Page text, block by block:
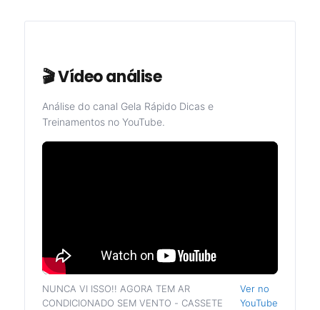
🎬 Vídeo análise
Análise do canal Gela Rápido Dicas e
Treinamentos no YouTube.
NUNCA VI ISSO!! AGORA TEM AR
CONDICIONADO SEM VENTO - CASSETE
Ver no
YouTube